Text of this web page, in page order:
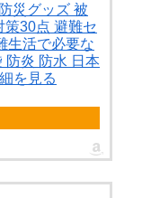
災グッズ 被
策30点 避難セ
生活で必要な
防炎 防水 日本
を見る